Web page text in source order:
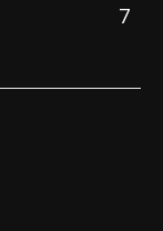
7